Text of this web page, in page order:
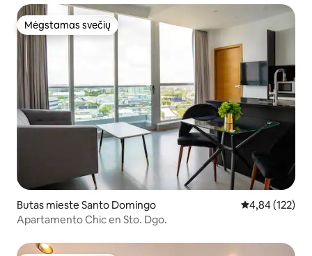
Mėgstamas svečių
Mėgstamas svečių
Butas mieste Santo Domingo Vidutinis
4,84 (122)
Apartamento Chic en Sto. Dgo.